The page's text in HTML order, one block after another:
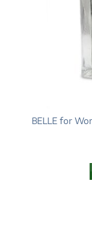
BELLE for